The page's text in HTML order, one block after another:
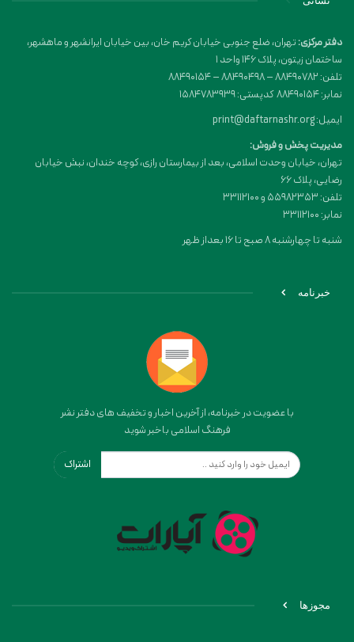
دفتر مرکزی:تهران، ضلع جنوبی خیابان کریم خان، بین خیابان ایرانشهر و ماهشهر،
ساختمان زیتون، پلاک 146 واحد 1
تلفن: 88490782 – 88490498 – 88490154
نمابر: 88490154 کدپستی: 1584783939
ایمیل: print@daftarnashr.org
مدیریت پخش و فروش:
تهران، خیابان وحدت اسلامی، بعد از بیمارستان رازی، کوچه خندان، نبش خیابان
رضایی، پلاک ۶۶
تلفن: 55982353 و 33112100
نمابر: 33112100
شنبه تا چهارشنبه 8 صبح تا 16 بعداز ظهر
خبرنامه
با عضویت در خبرنامه، از آخرین اخبار و تخفیف های دفتر نشر
فرهنگ اسلامی باخبر شوید
اشتراک
مجوزها